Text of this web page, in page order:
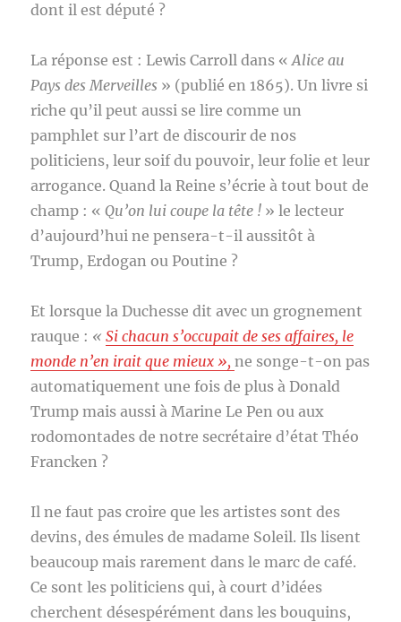
dont il est député ?
La réponse est : Lewis Carroll dans «Alice au
Pays des Merveilles » (publié en 1865). Un livre si
riche qu’il peut aussi se lire comme un
pamphlet sur l’art de discourir de nos
politiciens, leur soif du pouvoir, leur folie et leur
arrogance. Quand la Reine s’écrie à tout bout de
champ : «Qu’on lui coupe la tête ! » le lecteur
d’aujourd’hui ne pensera-t-il aussitôt à
Trump, Erdogan ou Poutine ?
Et lorsque la Duchesse dit avec un grognement
rauque : «Si chacun s’occupait de ses affaires, le
monde n’en irait que mieux », ne songe-t-on pas
automatiquement une fois de plus à Donald
Trump mais aussi à Marine Le Pen ou aux
rodomontades de notre secrétaire d’état Théo
Francken ?
Il ne faut pas croire que les artistes sont des
devins, des émules de madame Soleil. Ils lisent
beaucoup mais rarement dans le marc de café.
Ce sont les politiciens qui, à court d’idées
cherchent désespérément dans les bouquins,